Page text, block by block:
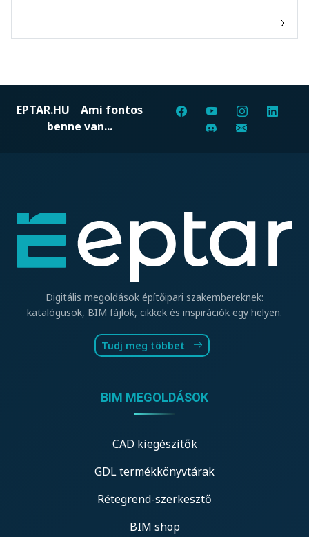
EPTAR.HU Ami fontos
benne van...
Digitális megoldások építőipari szakembereknek:
katalógusok, BIM fájlok, cikkek és inspirációk egy helyen.
Tudj meg többet
BIM MEGOLDÁSOK
CAD kiegészítők
GDL termékkönyvtárak
Rétegrend-szerkesztő
BIM shop